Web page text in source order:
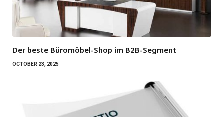
Der beste Büromöbel-Shop im B2B-Segment
OCTOBER 23, 2025